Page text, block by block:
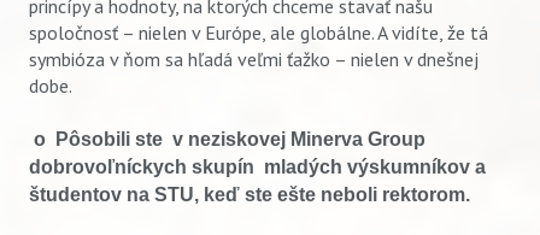
princípy a hodnoty, na ktorých chceme stavať našu
spoločnosť – nielen v Európe, ale globálne. A vidíte, že tá
symbióza v ňom sa hľadá veľmi ťažko – nielen v dnešnej
dobe.
o Pôsobili ste v neziskovej Minerva Group
dobrovoľníckych skupín mladých výskumníkov a
študentov na STU, keď ste ešte neboli rektorom.